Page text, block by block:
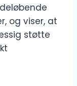
og viser, at
støtte